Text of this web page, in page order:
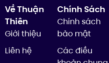
Về Thuận
Thiên
Giới thiệu
Liên hệ
Chính Sách
Chính sách
bảo mật
Các điều